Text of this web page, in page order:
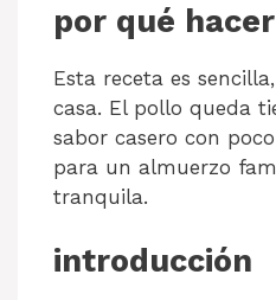
por qué
Esta receta es
casa. El pollo queda
sabor casero con
para un almuerzo
tranquila.
introducción